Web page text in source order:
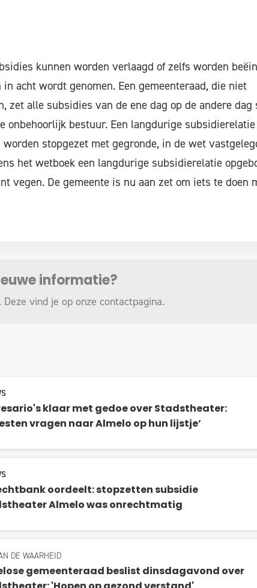
kunnen worden verlaagd of zelfs worden
acht wordt genomen. Een gemeenteraad, die niet
zet alle subsidies van de ene dag op de andere dag
onbehoorlijk bestuur. Een langdurige
stopgezet met gegronde, in de wet
het wetboek een langdurige subsidierelatie
vegen. De gemeente is nu aan zet om iets te doen
informatie?
vind je op onze contactpagina.
klaar met gedoe over Stadstheater:
vragen naar Almelo op hun lijstje’
oordeelt: stopzetten subsidie
Almelo was onrechtmatig
DE WAARHEID
gemeenteraad beslist dinsdagavond over